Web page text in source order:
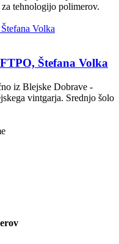
tehnologijo polimerov.
Štefana Volka
iz Blejske Dobrave -
vintgarja. Srednjo šolo